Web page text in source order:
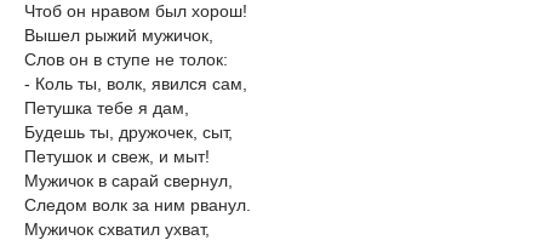
Чтоб он нравом был хорош!
Вышел рыжий мужичок,
Слов он в ступе не толок:
- Коль ты, волк, явился сам,
Петушка тебе я дам,
Будешь ты, дружочек, сыт,
Петушок и свеж, и мыт!
Мужичок в сарай свернул,
Следом волк за ним рванул.
Мужичок схватил ухват,